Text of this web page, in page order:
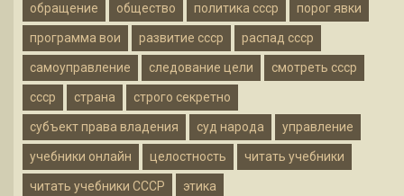
обращение общество политика ссср порог явки
программа вои развитие ссср распад ссср
самоуправление следование цели смотреть ссср
ссср страна строго секретно
субъект права владения суд народа управление
учебники онлайн целостность читать учебники
читать учебники СССР этика